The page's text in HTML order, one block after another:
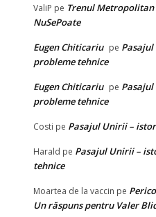
ValiP pe Trenul
NuSePoate
Eugen Chiticariu pe
probleme tehnice
Eugen Chiticariu pe
probleme tehnice
Costi pe Pasajul Unirii –
Harald pe Pasajul Unirii –
tehnice
Moartea de la vaccin pe
Un răspuns pentru Valer